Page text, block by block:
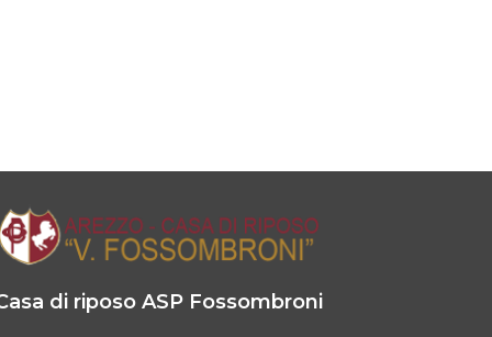
di riposo ASP Fossombroni